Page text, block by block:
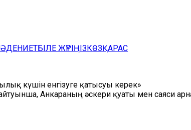
БІЛЕ ЖҮРІҢІЗКӨЗҚАРАС
күшін енгізуге қатысуы керек»
Анкараның әскери қуаты мен саяси